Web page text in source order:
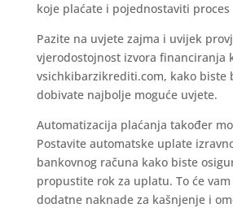
koje plaćate i pojednostaviti
Pazite na uvjete zajma i uvijek
vjerodostojnost izvora financiranja
vsichkibarzikrediti.com, kako biste
dobivate najbolje moguće uvjete.
Automatizacija plaćanja također
Postavite automatske uplate
bankovnog računa kako biste
propustite rok za uplatu. To će
dodatne naknade za kašnjenje i